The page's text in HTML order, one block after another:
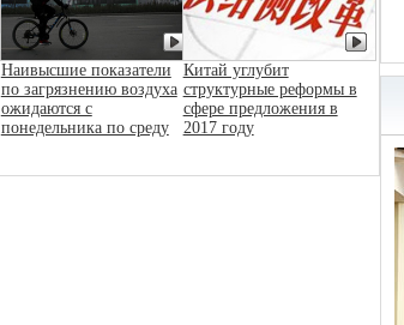
Наивысшие показатели
по загрязнению воздуха
ожидаются с
понедельника по среду
Китай углубит
структурные реформы в
сфере предложения в
2017 году